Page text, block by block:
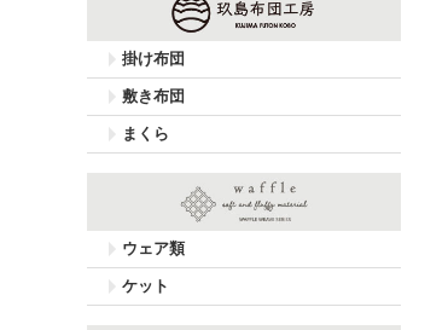
掛け布団
敷き布団
まくら
ウェア類
ケット